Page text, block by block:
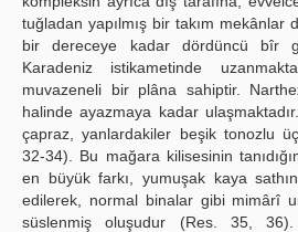
tuğladan yapılmış bir takım mekânlar
bir dereceye kadar dördüncü bîr
Karadeniz istikametinde
muvazeneli bir plâna sahiptir.
halinde ayazmaya kadar
çapraz, yanlardakiler beşik tonozlu
32-34). Bu mağara kilisesinin
en büyük farkı, yumuşak kaya
edilerek, normal binalar gibi mimârî
süslenmiş oluşudur (Res. 35,